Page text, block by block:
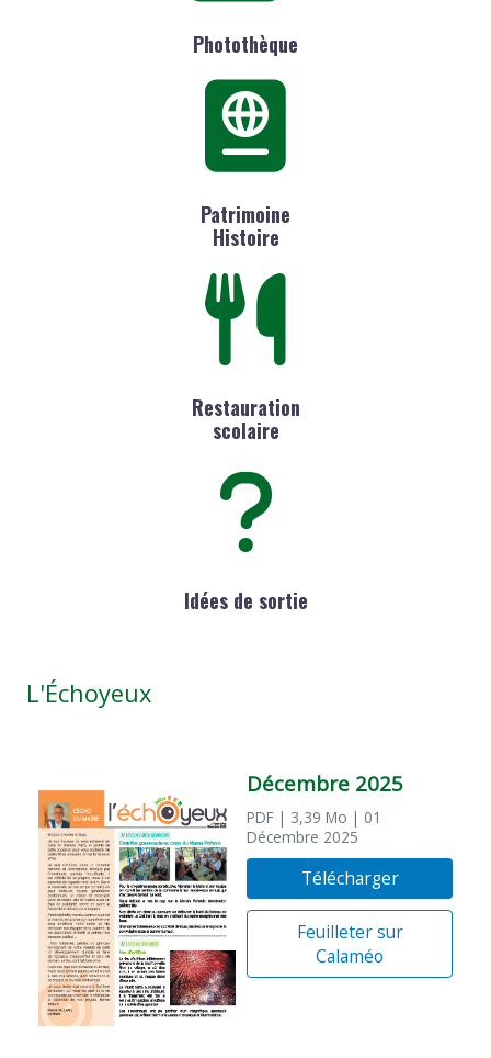
Photothèque
Patrimoine
Histoire
Restauration
scolaire
Idées de sortie
L'Échoyeux
Décembre 2025
PDF | 3,39 Mo | 01
Décembre 2025
Télécharger
Feuilleter sur
Calaméo